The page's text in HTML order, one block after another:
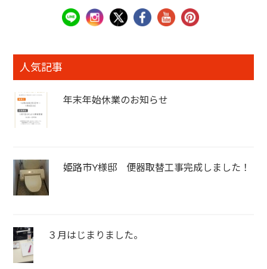
人気記事
年末年始休業のお知らせ
姫路市Y様邸 便器取替工事完成しました！
３月はじまりました。